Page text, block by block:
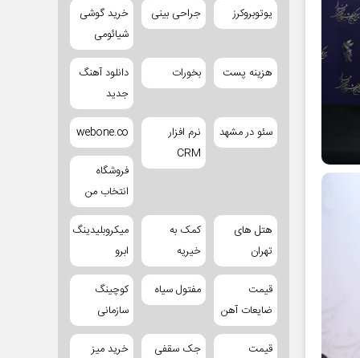
یوتوبروکرز جراحی بینی
خرید گوشی
شیائومی
هزینه پست بخورات
دانلود آهنگ
جدید
سئو در مشهد
نرم افزار
CRM
webone.co
فروشگاه
انتخاب من
هتل های
تهران
کمک به
خیریه
میکروبلیدینگ
ابرو
قیمت
ضایعات آهن
مفتول سیاه
کوچینگ
سازمانی
قیمت جک سقفی خرید میز